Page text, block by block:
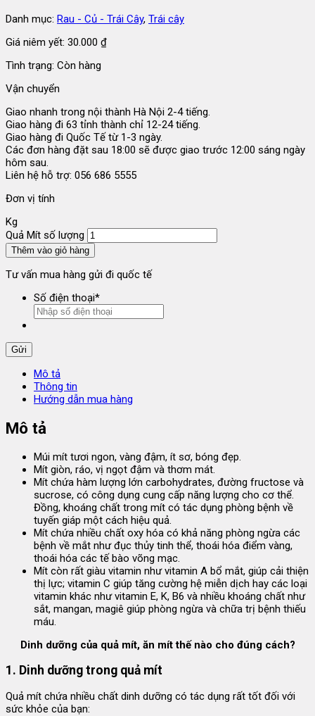
Danh mục: Rau - Củ - Trái Cây, Trái cây
Giá niêm yết: 30.000 ₫
Tình trạng: Còn hàng
Vận chuyển
Giao nhanh trong nội thành Hà Nội 2-4 tiếng.
Giao hàng đi 63 tỉnh thành chỉ 12-24 tiếng.
Giao hàng đi Quốc Tế từ 1-3 ngày.
Các đơn hàng đặt sau 18:00 sẽ được giao trước 12:00 sáng ngày
hôm sau.
Liên hệ hỗ trợ: 056 686 5555
Đơn vị tính
Kg
Quả Mít số lượng
Thêm vào giỏ hàng
Tư vấn mua hàng gửi đi quốc tế
Số điện thoại*
Mô tả
Thông tin
Hướng dẫn mua hàng
Mô tả
Múi mít tươi ngon, vàng đậm, ít sơ, bóng đẹp.
Mít giòn, ráo, vị ngọt đậm và thơm mát.
Mít chứa hàm lượng lớn carbohydrates, đường fructose và
sucrose, có công dụng cung cấp năng lượng cho cơ thể.
Đồng, khoáng chất trong mít có tác dụng phòng bệnh về
tuyến giáp một cách hiệu quả.
Mít chứa nhiều chất oxy hóa có khả năng phòng ngừa các
bệnh về mắt như đục thủy tinh thể, thoái hóa điểm vàng,
thoái hóa các tế bào võng mạc.
Mít còn rất giàu vitamin như vitamin A bổ mắt, giúp cải thiện
thị lực; vitamin C giúp tăng cường hệ miễn dịch hay các loại
vitamin khác như vitamin E, K, B6 và nhiều khoáng chất như
sắt, mangan, magiê giúp phòng ngừa và chữa trị bệnh thiếu
máu.
Dinh dưỡng của quả mít, ăn mít thế nào cho đúng cách?
1. Dinh dưỡng trong quả mít
Quả mít chứa nhiều chất dinh dưỡng có tác dụng rất tốt đối với
sức khỏe của bạn: